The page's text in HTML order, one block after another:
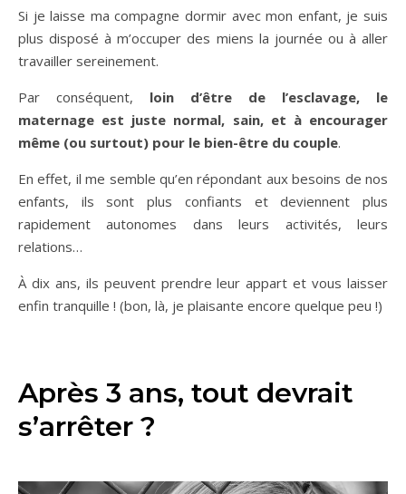
Si je laisse ma compagne dormir avec mon enfant, je suis
plus disposé à m’occuper des miens la journée ou à aller
travailler sereinement.
Par conséquent, loin d’être de l’esclavage, le
maternage est juste normal, sain, et à encourager
même (ou surtout) pour le bien-être du couple.
En effet, il me semble qu’en répondant aux besoins de nos
enfants, ils sont plus confiants et deviennent plus
rapidement autonomes dans leurs activités, leurs
relations…
À dix ans, ils peuvent prendre leur appart et vous laisser
enfin tranquille ! (bon, là, je plaisante encore quelque peu !)
Après 3 ans, tout devrait
s’arrêter ?